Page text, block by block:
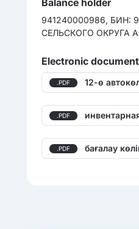
Balance holder
941240000986, БИН:
СЕЛЬСКОГО ОКРУГА
Electronic
.PDF 12-ө
.PDF
.PDF бағалау